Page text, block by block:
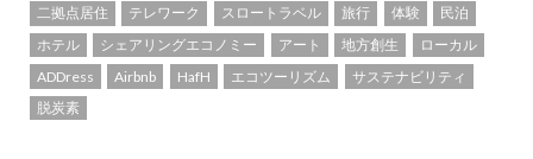
二拠点居住
テレワーク スロートラベル 旅行 体験
民泊
ホテル
シェアリングエコノミー アート 地方創生
ローカル
ADDress
Airbnb HafH エコツーリズム
サステナビリティ
脱炭素